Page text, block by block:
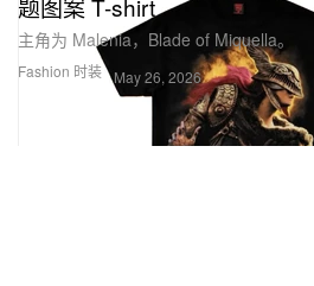
Fashion 时装
主角为 Malenia，Blade of Miquella。
May 26, 2026